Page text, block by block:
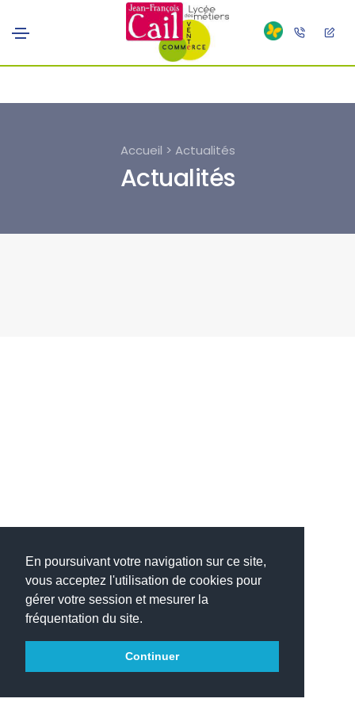
En poursuivant votre navigation sur ce site,
vous acceptez l'utilisation de cookies pour
gérer votre session et mesurer la
fréquentation du site.
Continuer
Accueil > Actualités
Actualités